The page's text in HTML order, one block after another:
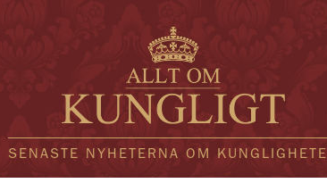
SENASTE NYHETERNA OM